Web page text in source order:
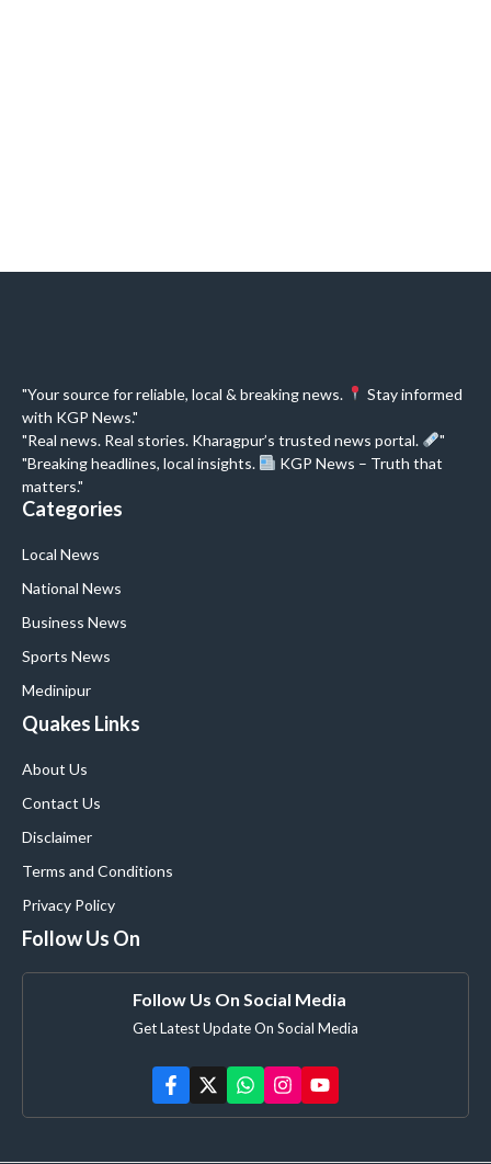
"Your source for reliable, local & breaking news.
Stay informed
with KGP News."
"Real news. Real stories. Kharagpur’s trusted news portal.
"
"Breaking headlines, local insights.
KGP News – Truth that
matters."
Categories
Local News
National News
Business News
Sports News
Medinipur
Quakes Links
About Us
Contact Us
Disclaimer
Terms and Conditions
Privacy Policy
Follow Us On
Follow Us On Social Media
Get Latest Update On Social Media